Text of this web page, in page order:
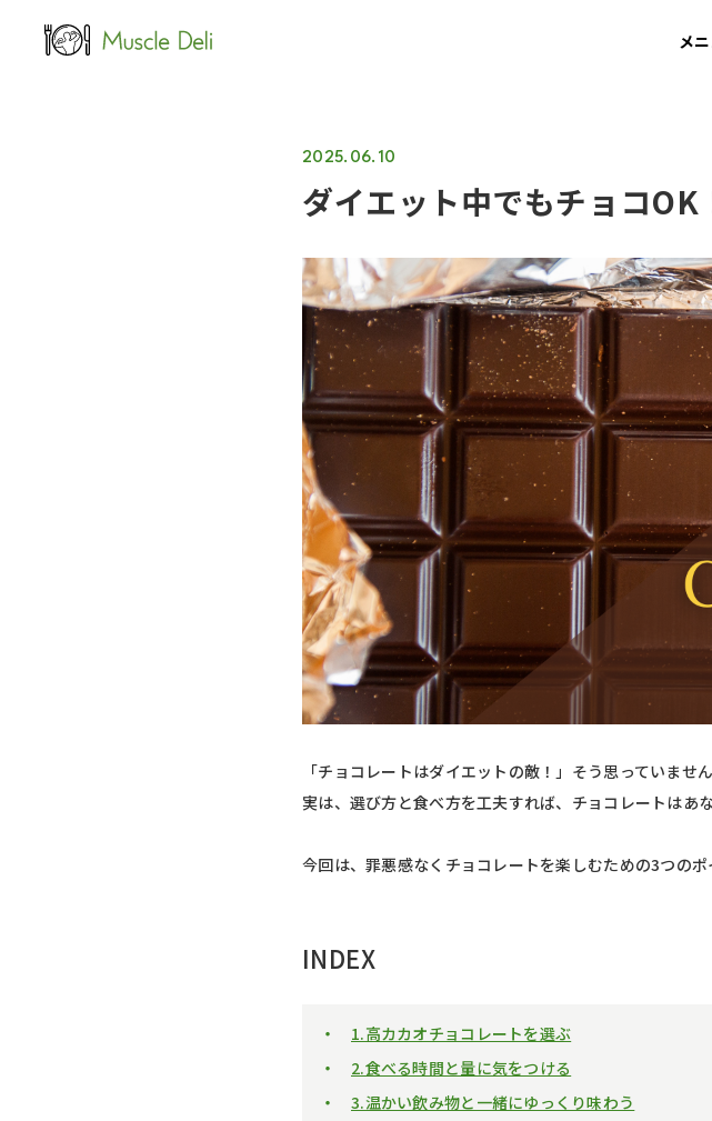
メ
2025.06.10
ダイエット中でもチョコ
「チョコレートはダイエットの敵！」そう思っていませ
実は、選び方と食べ方を工夫すれば、チョコレートはあ
今回は、罪悪感なくチョコレートを楽しむための3つのポ
INDEX
1.高カカオチョコレートを選ぶ
2.食べる時間と量に気をつける
3.温かい飲み物と一緒にゆっくり味わう